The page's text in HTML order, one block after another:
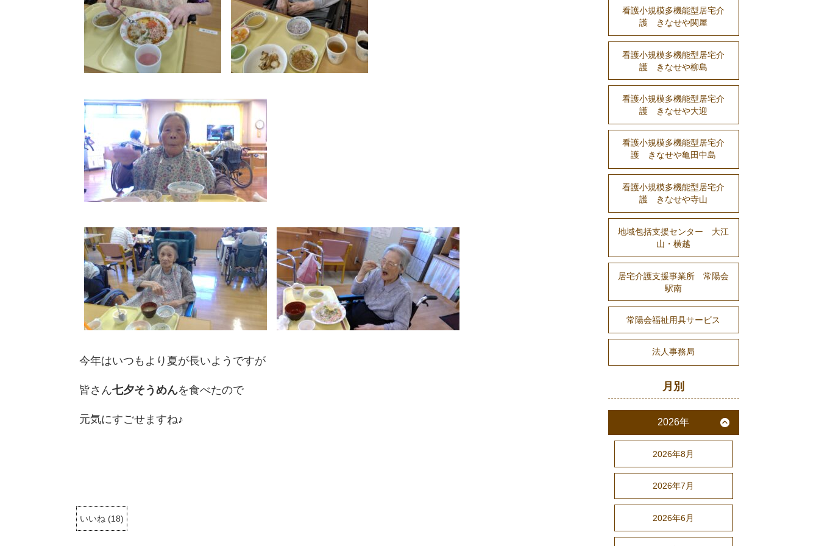
今年はいつもより夏が長いようですが
皆さん七夕そうめんを食べたので
元気にすごせますね♪
いいね (18)
看護小規模多機能型居宅介
護 きなせや関屋
看護小規模多機能型居宅介
護 きなせや柳島
看護小規模多機能型居宅介
護 きなせや大迎
看護小規模多機能型居宅介
護 きなせや亀田中島
看護小規模多機能型居宅介
護 きなせや寺山
地域包括支援センター 大江
山・横越
居宅介護支援事業所 常陽会
駅南
常陽会福祉用具サービス
法人事務局
月別
2026年
2026年8月
2026年7月
2026年6月